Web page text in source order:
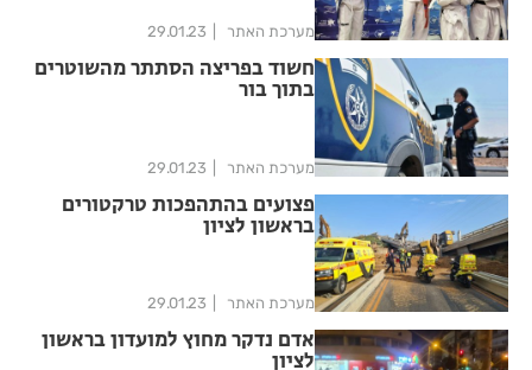
מערכת האתר 29.01.23
חשוד בפריצה הסתתר מהשוטרים
בתוך בור
מערכת האתר 29.01.23
פצועים בהתהפכות טרקטורים
בראשון לציון
מערכת האתר 29.01.23
אדם נדקר מחוץ למועדון בראשון
לציון